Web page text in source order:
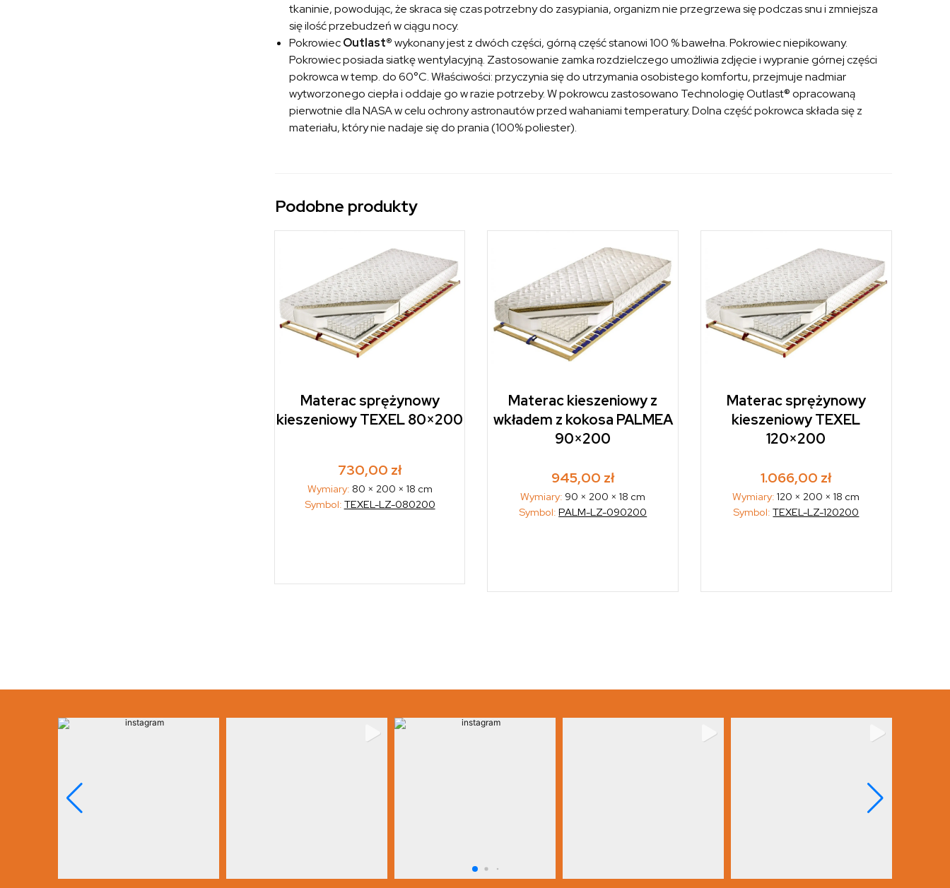
tkaninie, powodując, że skraca się czas potrzebny do zasypiania, organizm nie przegrzewa się podczas snu i zmniejsza
się ilość przebudzeń w ciągu nocy.
PokrowiecOutlast®wykonany jest z dwóch części, górną część stanowi 100 % bawełna. Pokrowiec niepikowany.
Pokrowiec posiada siatkę wentylacyjną. Zastosowanie zamka rozdzielczego umożliwia zdjęcie i wypranie górnej części
pokrowca w temp. do 60°C. Właściwości: przyczynia się do utrzymania osobistego komfortu, przejmuje nadmiar
wytworzonego ciepła i oddaje go w razie potrzeby. W pokrowcu zastosowano Technologię Outlast® opracowaną
pierwotnie dla NASA w celu ochrony astronautów przed wahaniami temperatury. Dolna część pokrowca składa się z
materiału, który nie nadaje się do prania (100% poliester).
Podobne produkty
Materac sprężynowy
kieszeniowy TEXEL 80×200
730,00 zł
Wymiary: 80 × 200 × 18 cm
Symbol: TEXEL-LZ-080200
Materac kieszeniowy z
wkładem z kokosa PALMEA
90×200
945,00 zł
Wymiary: 90 × 200 × 18 cm
Symbol:PALM-LZ-090200
Materac sprężynowy
kieszeniowy TEXEL
120×200
1.066,00 zł
Wymiary:120 × 200 × 18 cm
Symbol:TEXEL-LZ-120200